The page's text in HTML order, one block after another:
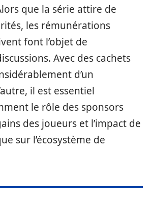
que la série attire de
les rémunérations
font l’objet de
Avec des cachets
d’un
il est essentiel
le rôle des sponsors
des joueurs et l’impact de
sur l’écosystème de